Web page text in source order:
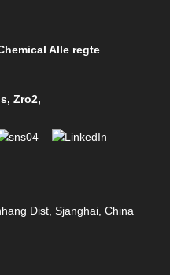
Alle regte
,Zro2,
Dist, Sjanghai, China